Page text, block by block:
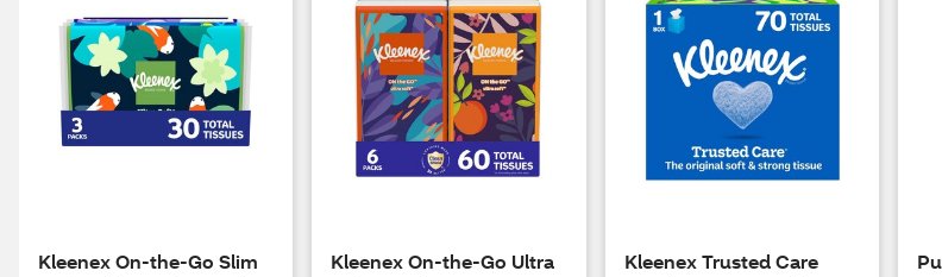
Kleenex On-the-Go Slim
Kleenex On-the-Go Ultra
Kleenex Trusted Care